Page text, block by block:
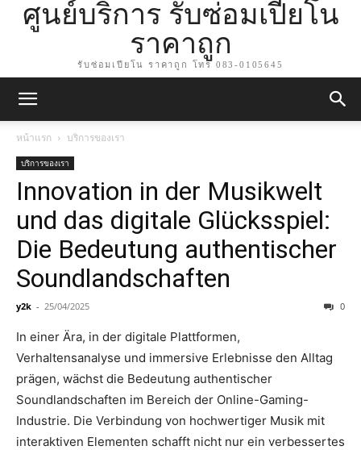
ศูนย์บริการ รับซ่อมเปียโน
ราคาถูก
รับซ่อมเปียโน ราคาถูก โทร 083-0105645
หน้าแรก บริการของเรา
บริการของเรา
Innovation in der Musikwelt
und das digitale Glücksspiel:
Die Bedeutung authentischer
Soundlandschaften
y2k - 25/04/2025 0
In einer Ära, in der digitale Plattformen,
Verhaltensanalyse und immersive Erlebnisse den Alltag
prägen, wächst die Bedeutung authentischer
Soundlandschaften im Bereich der Online-Gaming-
Industrie. Die Verbindung von hochwertiger Musik mit
interaktiven Elementen schafft nicht nur ein verbessertes